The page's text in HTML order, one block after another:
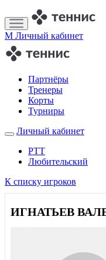
M Личный кабинет
Партнёры
Тренеры
Корты
Турниры
Личный кабинет
РТТ
Любительский
К списку игроков
ИГНАТЬЕВ